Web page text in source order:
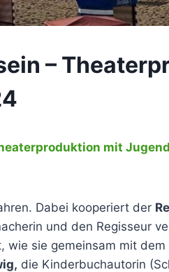
–
mit
Dabei kooperiert der
und den Regisseur
sie gemeinsam mit dem
die Kinderbuchautorin